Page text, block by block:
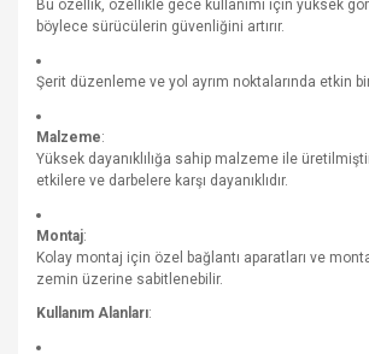
Bu özellik, özellikle gece kullanımı için yüksek
böylece sürücülerin güvenliğini artırır.
Şerit düzenleme ve yol ayrım noktalarında etkin
Malzeme:
Yüksek dayanıklılığa sahip malzeme ile
etkilere ve darbelere karşı dayanıklıdır.
Montaj:
Kolay montaj için özel bağlantı aparatları ve
zemin üzerine sabitlenebilir.
Kullanım Alanları: